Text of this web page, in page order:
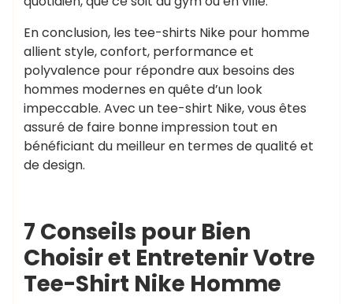
En conclusion, les tee-shirts Nike pour homme
allient style, confort, performance et
polyvalence pour répondre aux besoins des
hommes modernes en quête d’un look
impeccable. Avec un tee-shirt Nike, vous êtes
assuré de faire bonne impression tout en
bénéficiant du meilleur en termes de qualité et
de design.
7 Conseils pour Bien
Choisir et Entretenir Votre
Tee-Shirt Nike Homme